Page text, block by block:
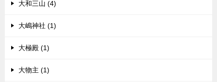
大和三山 (4)
大嶋神社 (1)
大極殿 (1)
大物主 (1)